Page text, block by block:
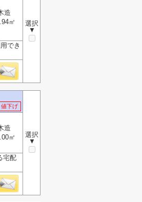
選択
▼
造
㎡
でき
下げ
選択
▼
造
㎡
宅配